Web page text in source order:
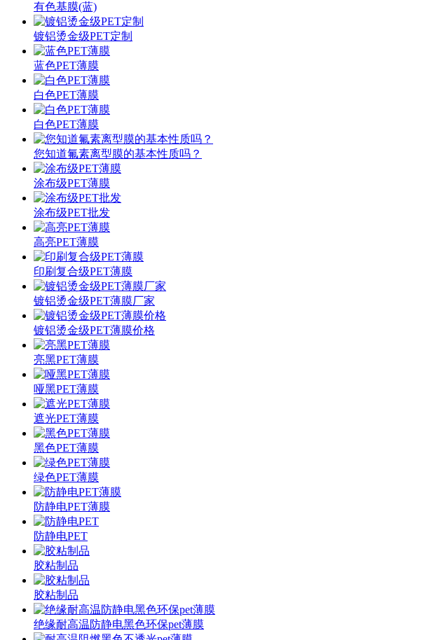
有色基膜(蓝)
镀铝烫金级PET定制
蓝色PET薄膜
白色PET薄膜
白色PET薄膜
您知道氟素离型膜的基本性质吗？
涂布级PET薄膜
涂布级PET批发
高亮PET薄膜
印刷复合级PET薄膜
镀铝烫金级PET薄膜厂家
镀铝烫金级PET薄膜价格
亮黑PET薄膜
哑黑PET薄膜
遮光PET薄膜
黑色PET薄膜
绿色PET薄膜
防静电PET薄膜
防静电PET
胶粘制品
胶粘制品
绝缘耐高温防静电黑色环保pet薄膜